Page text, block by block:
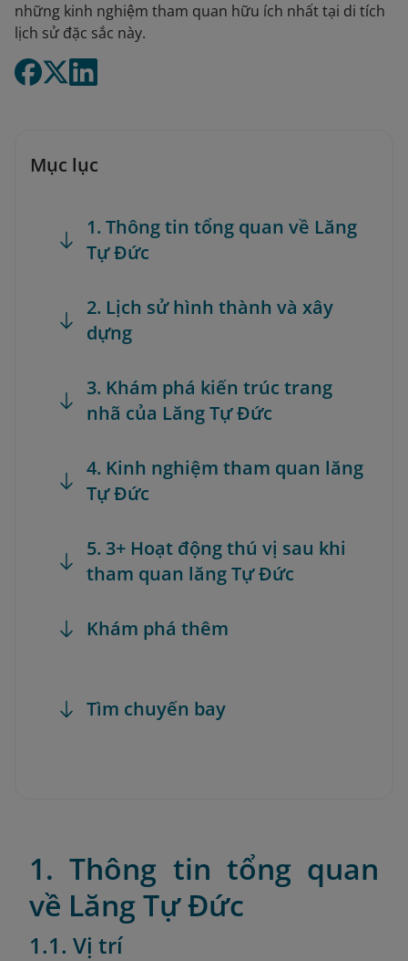
những kinh nghiệm tham quan hữu ích nhất tại di tích
lịch sử đặc sắc này.
Mục lục
1. Thông tin tổng quan về Lăng
Tự Đức
2. Lịch sử hình thành và xây
dựng
3. Khám phá kiến trúc trang
nhã của Lăng Tự Đức
4. Kinh nghiệm tham quan lăng
Tự Đức
5. 3+ Hoạt động thú vị sau khi
tham quan lăng Tự Đức
Khám phá thêm
Tìm chuyến bay
1. Thông tin tổng quan
về Lăng Tự Đức
1.1. Vị trí